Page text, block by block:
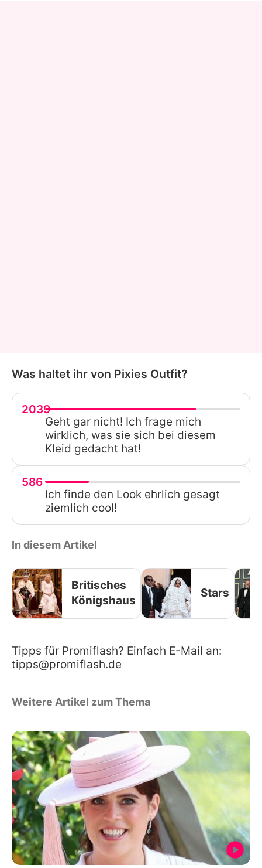
Was haltet ihr von Pixies Outfit?
2039
Geht gar nicht! Ich frage mich
wirklich, was sie sich bei diesem
Kleid gedacht hat!
586
Ich finde den Look ehrlich gesagt
ziemlich cool!
In diesem Artikel
Britisches
Königshaus
Stars
Tipps für Promiflash? Einfach E-Mail an:
tipps@promiflash.de
Weitere Artikel zum Thema